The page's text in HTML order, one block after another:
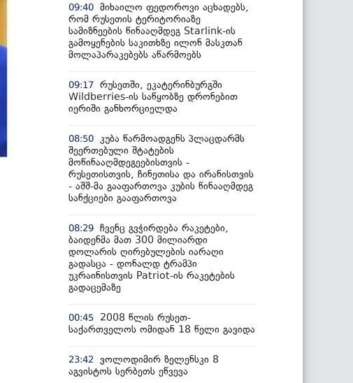
09:40 მიხაილო ფედოროვი აცხადებს,
რომ რუსეთის ტერიტორიაზე
სამიზნეების წინააღმდეგ Starlink-ის
გამოყენების საკითხზე ილონ მასკთან
მოლაპარაკებებს აწარმოებს
09:17 რუსეთში, ეკატერინბურგში
Wildberries-ის საწყობზე დრონებით
იერიში განხორციელდა
08:50 კუბა წარმოადგენს პლაცდარმს
შეერთებული შტატების
მოწინააღმდეგეებისთვის -
რუსეთისთვის, ჩინეთისა და ირანისთვის
- აშშ-მა გააფართოვა კუბის წინააღმდეგ
სანქციები გააფართოვა
08:29 ჩვენც გვჭირდება რაკეტები,
ბაიდენმა მათ 300 მილიარდი
დოლარის ღირებულების იარაღი
გადასცა - დონალდ ტრამპი
უკრაინისთვის Patriot-ის რაკეტების
გადაცემაზე
00:45
2008 წლის რუსეთ-
საქართველოს ომიდან 18 წელი გავიდა
23:42
ვოლოდიმირ ზელენსკი 8
აგვისტოს სერბეთს ეწვევა